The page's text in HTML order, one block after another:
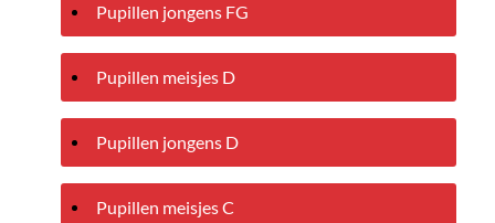
Pupillen jongens FG
Pupillen meisjes D
Pupillen jongens D
Pupillen meisjes C